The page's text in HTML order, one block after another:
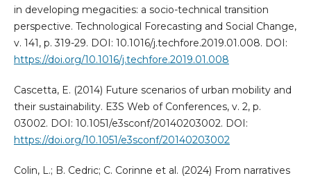
in developing megacities: a socio-technical transition
perspective. Technological Forecasting and Social Change,
v. 141, p. 319-29. DOI: 10.1016/j.techfore.2019.01.008. DOI:
https://doi.org/10.1016/j.techfore.2019.01.008
Cascetta, E. (2014) Future scenarios of urban mobility and
their sustainability. E3S Web of Conferences, v. 2, p.
03002. DOI: 10.1051/e3sconf/20140203002. DOI:
https://doi.org/10.1051/e3sconf/20140203002
Colin, L.; B. Cedric; C. Corinne et al. (2024) From narratives